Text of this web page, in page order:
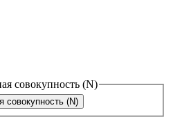
совокупность (N)
совокупность (N)